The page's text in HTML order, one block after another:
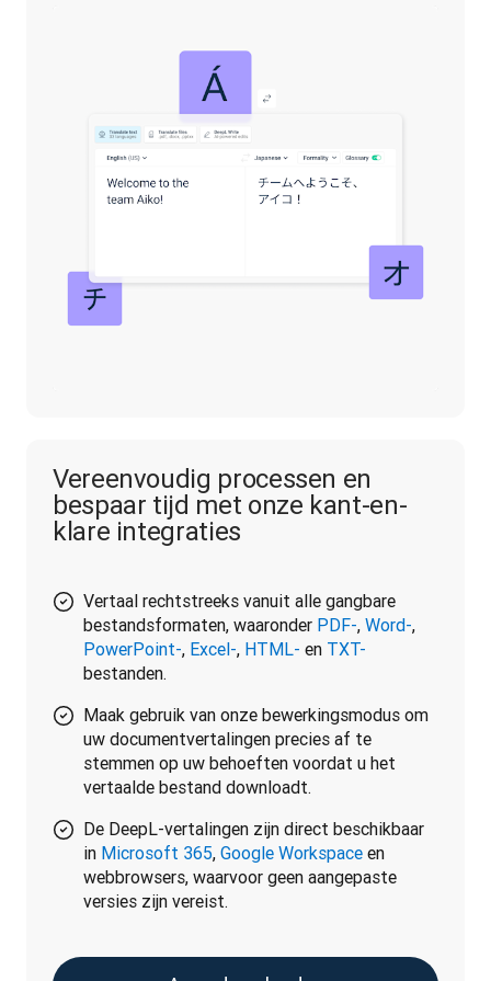
Vereenvoudig processen en
bespaar tijd met onze kant-en-
klare integraties
Vertaal rechtstreeks vanuit alle gangbare
bestandsformaten, waaronder PDF-, Word-,
PowerPoint-, Excel-, HTML- en TXT-
bestanden.
Maak gebruik van onze bewerkingsmodus om
uw documentvertalingen precies af te
stemmen op uw behoeften voordat u het
vertaalde bestand downloadt.
De DeepL-vertalingen zijn direct beschikbaar
in Microsoft 365, Google Workspace en
webbrowsers, waarvoor geen aangepaste
versies zijn vereist.